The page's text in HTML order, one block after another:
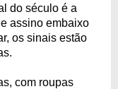
do século é a
assino embaixo
os sinais estão
com roupas